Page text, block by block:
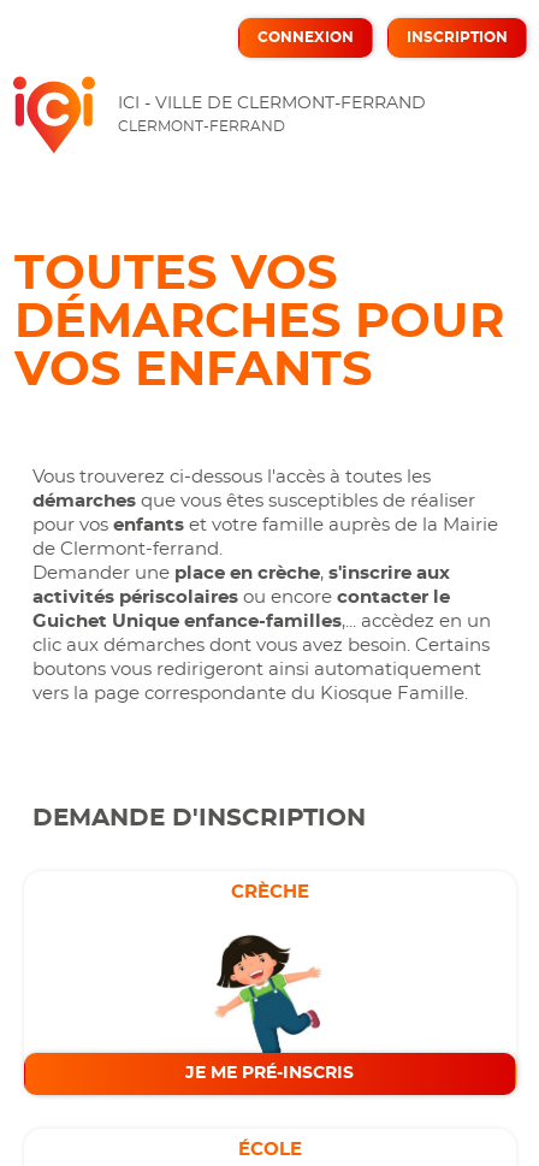
ICI
ICI - VILLE DE CLERMONT-FERRAND
CLERMONT-FERRAND
CONNEXION INSCRIPTION
TOUTES VOS
DÉMARCHES POUR
VOS ENFANTS
Vous trouverez ci-dessous l'accès à toutes les
démarchesque vous êtes susceptibles de réaliser
pour vos enfantset votre famille auprès de la Mairie
de Clermont-ferrand.
Demander uneplace en crèche, s'inscrire aux
activités périscolairesou encore contacter le
Guichet Unique enfance-familles,... accèdez en un
clic aux démarches dont vous avez besoin. Certains
boutons vous redirigeront ainsi automatiquement
vers la page correspondante du Kiosque Famille.
DEMANDE D'INSCRIPTION
CRÈCHE
JE ME PRÉ-INSCRIS
ÉCOLE